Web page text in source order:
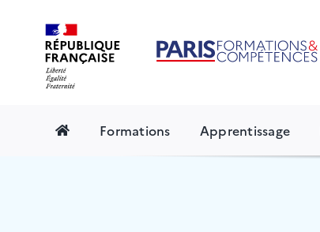
content
Formations Apprentissage